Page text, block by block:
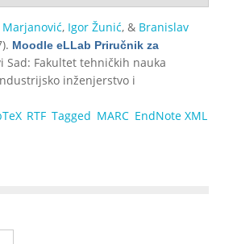
Marjanović, Igor Žunić, & Branislav
Moodle eLLab Priručnik za
Sad: Fakultet tehničkih nauka
inženjerstvo i
RTF Tagged MARC EndNote XML